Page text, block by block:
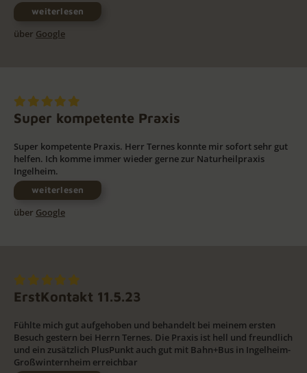
weiterlesen
über Google
Super kompetente Praxis
Super kompetente Praxis. Herr Ternes konnte mir sofort sehr gut
helfen. Ich komme immer wieder gerne zur Naturheilpraxis
Ingelheim.
weiterlesen
über Google
ErstKontakt 11.5.23
Fühlte mich gut aufgehoben und behandelt bei meinem ersten
Besuch gestern bei Herrn Ternes. Die Praxis ist hell und freundlich
und ein zusätzlich PlusPunkt auch gut mit Bahn+Bus in Ingelheim-
Großwinternheim erreichbar